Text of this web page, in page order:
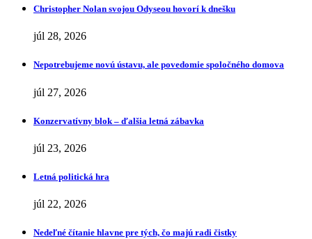
Christopher Nolan svojou Odyseou hovorí k dnešku
júl 28, 2026
Nepotrebujeme novú ústavu, ale povedomie spoločného domova
júl 27, 2026
Konzervatívny blok – ďalšia letná zábavka
júl 23, 2026
Letná politická hra
júl 22, 2026
Nedeľné čítanie hlavne pre tých, čo majú radi čistky